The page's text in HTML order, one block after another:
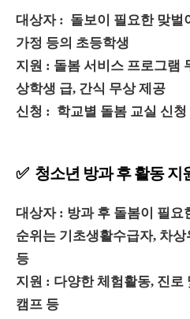
대상자 : 돌보이 필요한 맞벌
가정 등의 초등학생
지원 : 돌봄 서비스 프로그램
상학생 급, 간식 무상 제공
신청 : 학교별 돌봄 교실 신청
✅ 청소년 방과 후 활동 지
대상자 : 방과 후 돌봄이 필요
순위는 기초생활수급자, 차
등
지원 : 다양한 체험활동, 진로
캠프 등